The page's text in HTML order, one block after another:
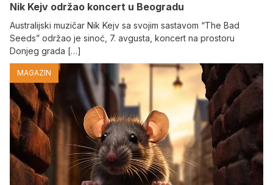
Nik Kejv održao koncert u Beogradu
Australijski muzičar Nik Kejv sa svojim sastavom “The Bad
Seeds” održao je sinoć, 7. avgusta, koncert na prostoru
Donjeg grada […]
MAGAZIN